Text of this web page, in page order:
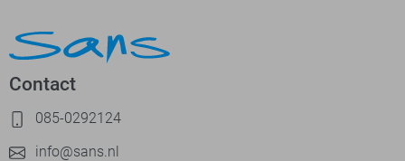
Contact
085-0292124
info@sans.nl